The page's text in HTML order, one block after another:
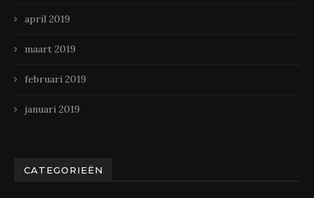
april 2019
maart 2019
februari 2019
januari 2019
CATEGORIEËN